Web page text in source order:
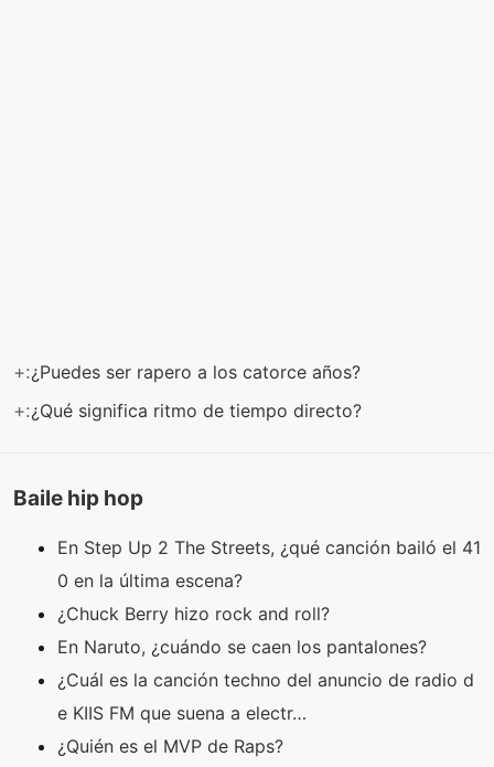
+:¿Puedes ser rapero a los catorce años?
+:¿Qué significa ritmo de tiempo directo?
Baile hip hop
En Step Up 2 The Streets, ¿qué canción bailó el 41
0 en la última escena?
¿Chuck Berry hizo rock and roll?
En Naruto, ¿cuándo se caen los pantalones?
¿Cuál es la canción techno del anuncio de radio d
e KIIS FM que suena a electr…
¿Quién es el MVP de Raps?